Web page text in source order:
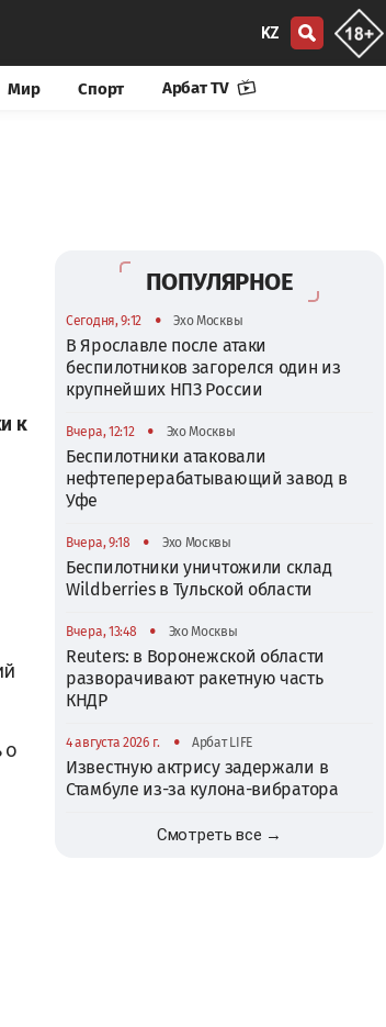
KZ
Мир Спорт Арбат TV
к
о
ПОПУЛЯРНОЕ
Сегодня, 9:12 • Эхо Москвы
В Ярославле после атаки
беспилотников загорелся один из
крупнейших НПЗ России
Вчера, 12:12 • Эхо Москвы
Беспилотники атаковали
нефтеперерабатывающий завод в
Уфе
Вчера, 9:18 • Эхо Москвы
Беспилотники уничтожили склад
Wildberries в Тульской области
Вчера, 13:48 • Эхо Москвы
Reuters: в Воронежской области
разворачивают ракетную часть
КНДР
4 августа 2026 г. • Арбат LIFE
Известную актрису задержали в
Стамбуле из-за кулона-вибратора
Смотреть все →